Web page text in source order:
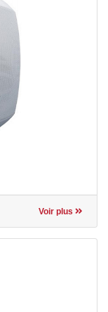
Voir plus